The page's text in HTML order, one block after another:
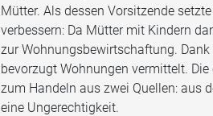
Mütter. Als dessen Vorsitzende
verbessern: Da Mütter mit Kindern
zur Wohnungsbewirtschaftung.
bevorzugt Wohnungen vermittelt.
zum Handeln aus zwei Quellen: aus
eine Ungerechtigkeit.